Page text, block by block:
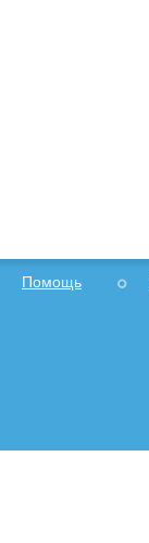
Помощь